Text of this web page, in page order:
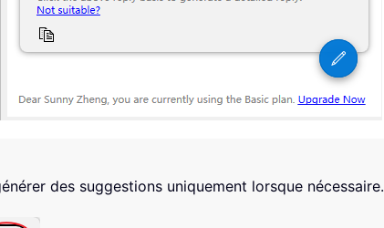
des suggestions uniquement lorsque nécessaire.